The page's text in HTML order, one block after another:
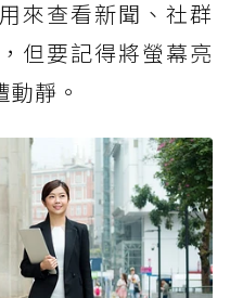
來查看新聞、社群
但要記得將螢幕亮
靜。